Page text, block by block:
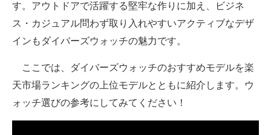
メディア
注目記事を集めた総合ページ
スマホと通信の最新トレンド
進化するPCとデバイスの未来
す。アウトドアで活躍する堅牢な作りに加え、ビジネ
ス・カジュアル問わず取り入れやすいアクティブなデザ
インもダイバーズウォッチの魅力です。
ここでは、ダイバーズウォッチのおすすめモデルを楽
天市場ランキングの上位モデルとともに紹介します。ウ
ォッチ選びの参考にしてみてください！